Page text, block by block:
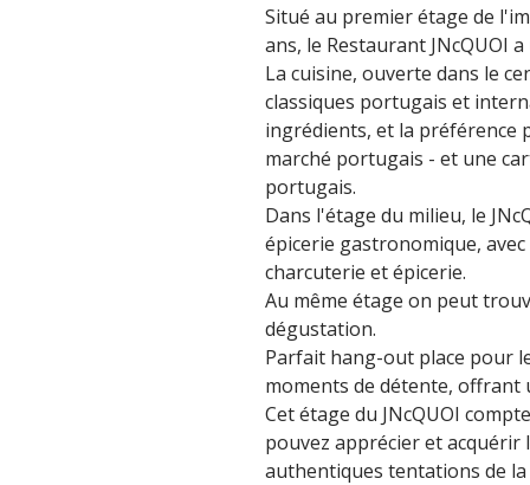
Situé au premier étage de
ans, le Restaurant JNcQUOI
La cuisine, ouverte dans le
classiques portugais et
ingrédients, et la préférence
marché portugais - et une
portugais.
Dans l'étage du milieu, le
épicerie gastronomique,
charcuterie et épicerie.
Au même étage on peut
dégustation.
Parfait hang-out place pour
moments de détente, offrant
Cet étage du JNcQUOI
pouvez apprécier et
authentiques tentations de